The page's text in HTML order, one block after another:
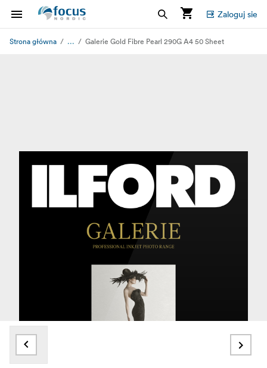
Zaloguj sie
Strona główna ... Galerie Gold Fibre Pearl 290G A4 50 Sheet